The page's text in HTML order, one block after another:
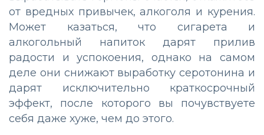
от вредных привычек, алкоголя и курения.
Может казаться, что сигарета и
алкогольный напиток дарят прилив
радости и успокоения, однако на самом
деле они снижают выработку серотонина и
дарят исключительно краткосрочный
эффект, после которого вы почувствуете
себя даже хуже, чем до этого.